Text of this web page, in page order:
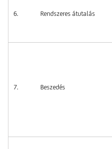
6. Rendszeres átutalás
7. Beszedés